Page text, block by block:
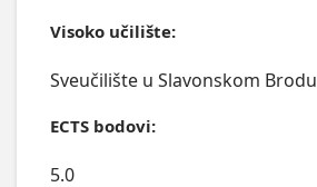
Visoko učilište:
Sveučilište u Slavonskom Brodu
ECTS bodovi:
5.0